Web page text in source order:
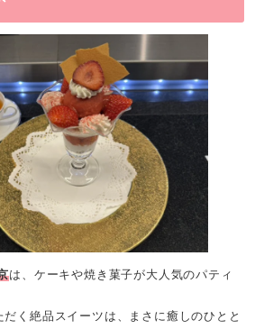
は、ケーキや焼き菓子が大人気のパティ
く絶品スイーツは、まさに癒しのひとと